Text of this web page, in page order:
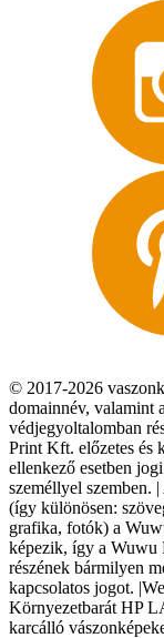
© 2017-2026
domainnév, valamint
védjegyoltalomban
Print Kft. előzetes és
ellenkező esetben
személlyel szemben. |
(így különösen:
grafika, fotók) a
képezik, így a Wuwu
részének bármilyen
kapcsolatos jogot.
Környezetbarát HP
karcálló